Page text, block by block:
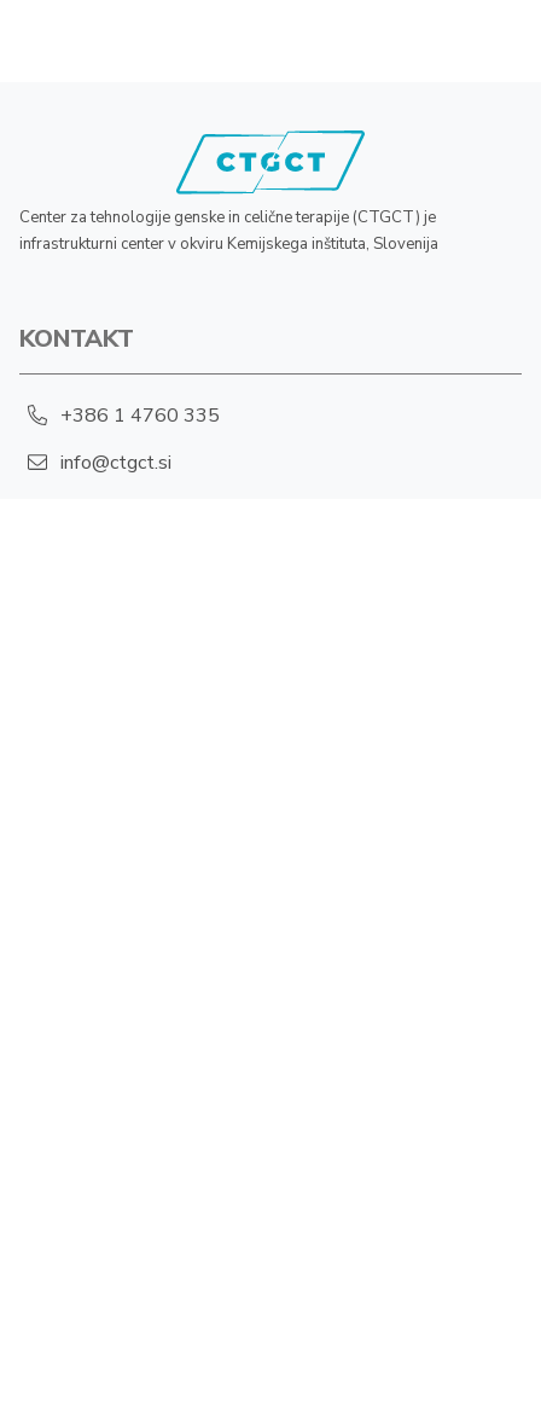
Center za tehnologije genske in celične terapije (CTGCT) je
infrastrukturni center v okviru Kemijskega inštituta, Slovenija
KONTAKT
+386 1 4760 335
info@ctgct.si